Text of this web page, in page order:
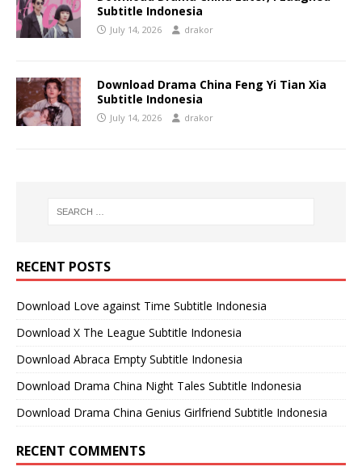
Subtitle Indonesia
July 14, 2026 drakor
Download Drama China Feng Yi Tian Xia
Subtitle Indonesia
July 14, 2026 drakor
RECENT POSTS
Download Love against Time Subtitle Indonesia
Download X The League Subtitle Indonesia
Download Abraca Empty Subtitle Indonesia
Download Drama China Night Tales Subtitle Indonesia
Download Drama China Genius Girlfriend Subtitle Indonesia
RECENT COMMENTS